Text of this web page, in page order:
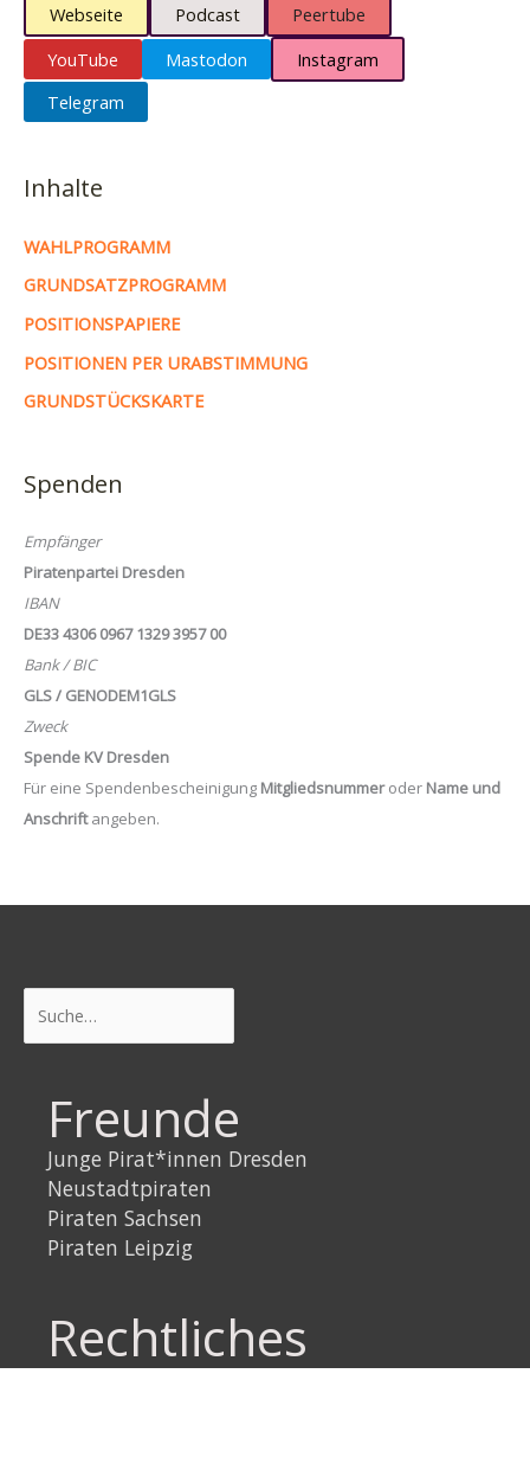
Webseite Podcast
Peertube
YouTube
Mastodon
Instagram
Telegram
Inhalte
WAHLPROGRAMM
GRUNDSATZPROGRAMM
POSITIONSPAPIERE
POSITIONEN PER URABSTIMMUNG
GRUNDSTÜCKSKARTE
Spenden
Empfänger
Piratenpartei Dresden
IBAN
DE33 4306 0967 1329 3957 00
Bank / BIC
GLS / GENODEM1GLS
Zweck
Spende KV Dresden
Für eine Spendenbescheinigung Mitgliedsnummeroder Name und
Anschriftangeben.
Freunde
Junge Pirat*innen Dresden
Neustadtpiraten
Piraten Sachsen
Piraten Leipzig
Rechtliches
Datenschutzerklärung